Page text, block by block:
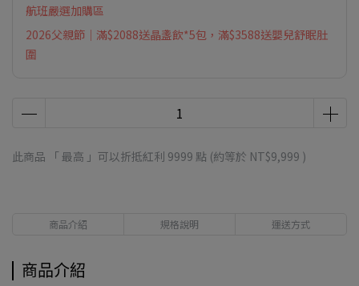
航班嚴選加購區
2026父親節｜滿$2088送晶盞飲*5包，滿$3588送嬰兒舒眠肚
圍
此商品 「 最高 」可以折抵紅利 9999 點 (約等於 NT$9,999 )
商品介紹 規格說明 運送方式
商品介紹